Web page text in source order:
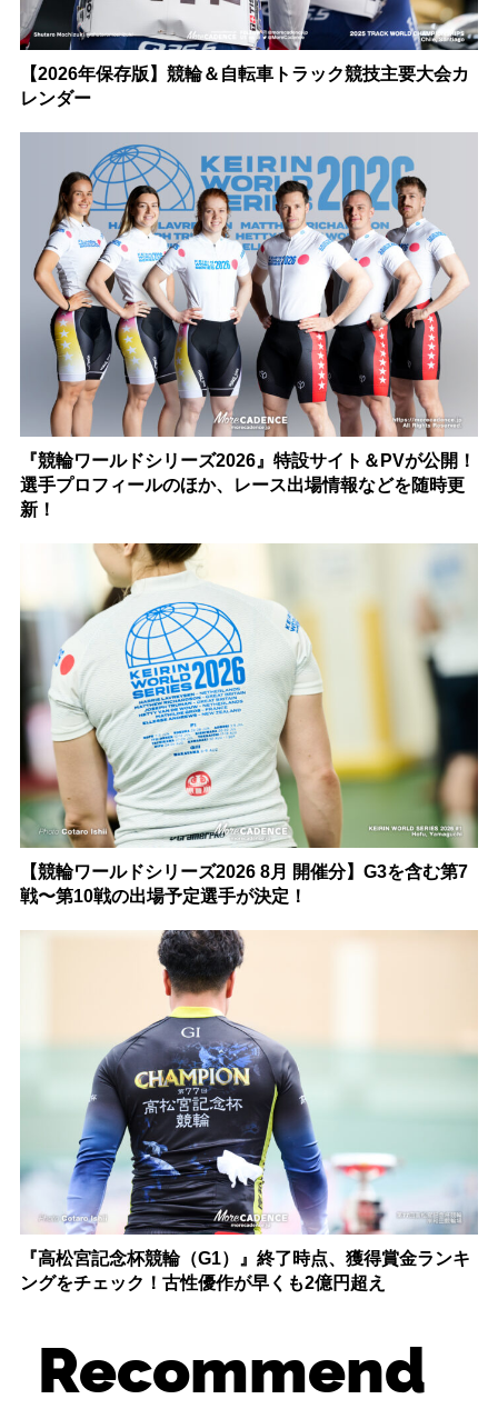
【2026年保存版】競輪＆自転車トラック競技主要大会カ
レンダー
『競輪ワールドシリーズ2026』特設サイト＆PVが公開！
選手プロフィールのほか、レース出場情報などを随時更
新！
【競輪ワールドシリーズ2026 8月 開催分】G3を含む第7
戦〜第10戦の出場予定選手が決定！
『高松宮記念杯競輪（G1）』終了時点、獲得賞金ランキ
ングをチェック！古性優作が早くも2億円超え
Recommend